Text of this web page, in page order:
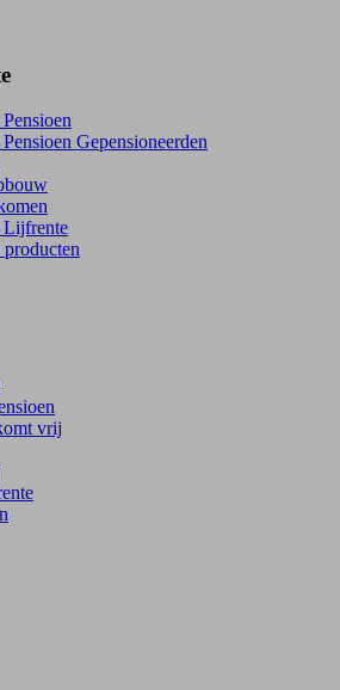
Gepensioneerden
Lijfrente
vrij